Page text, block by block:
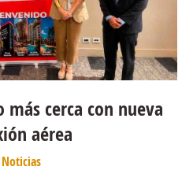
más cerca con nueva
aérea
Noticias